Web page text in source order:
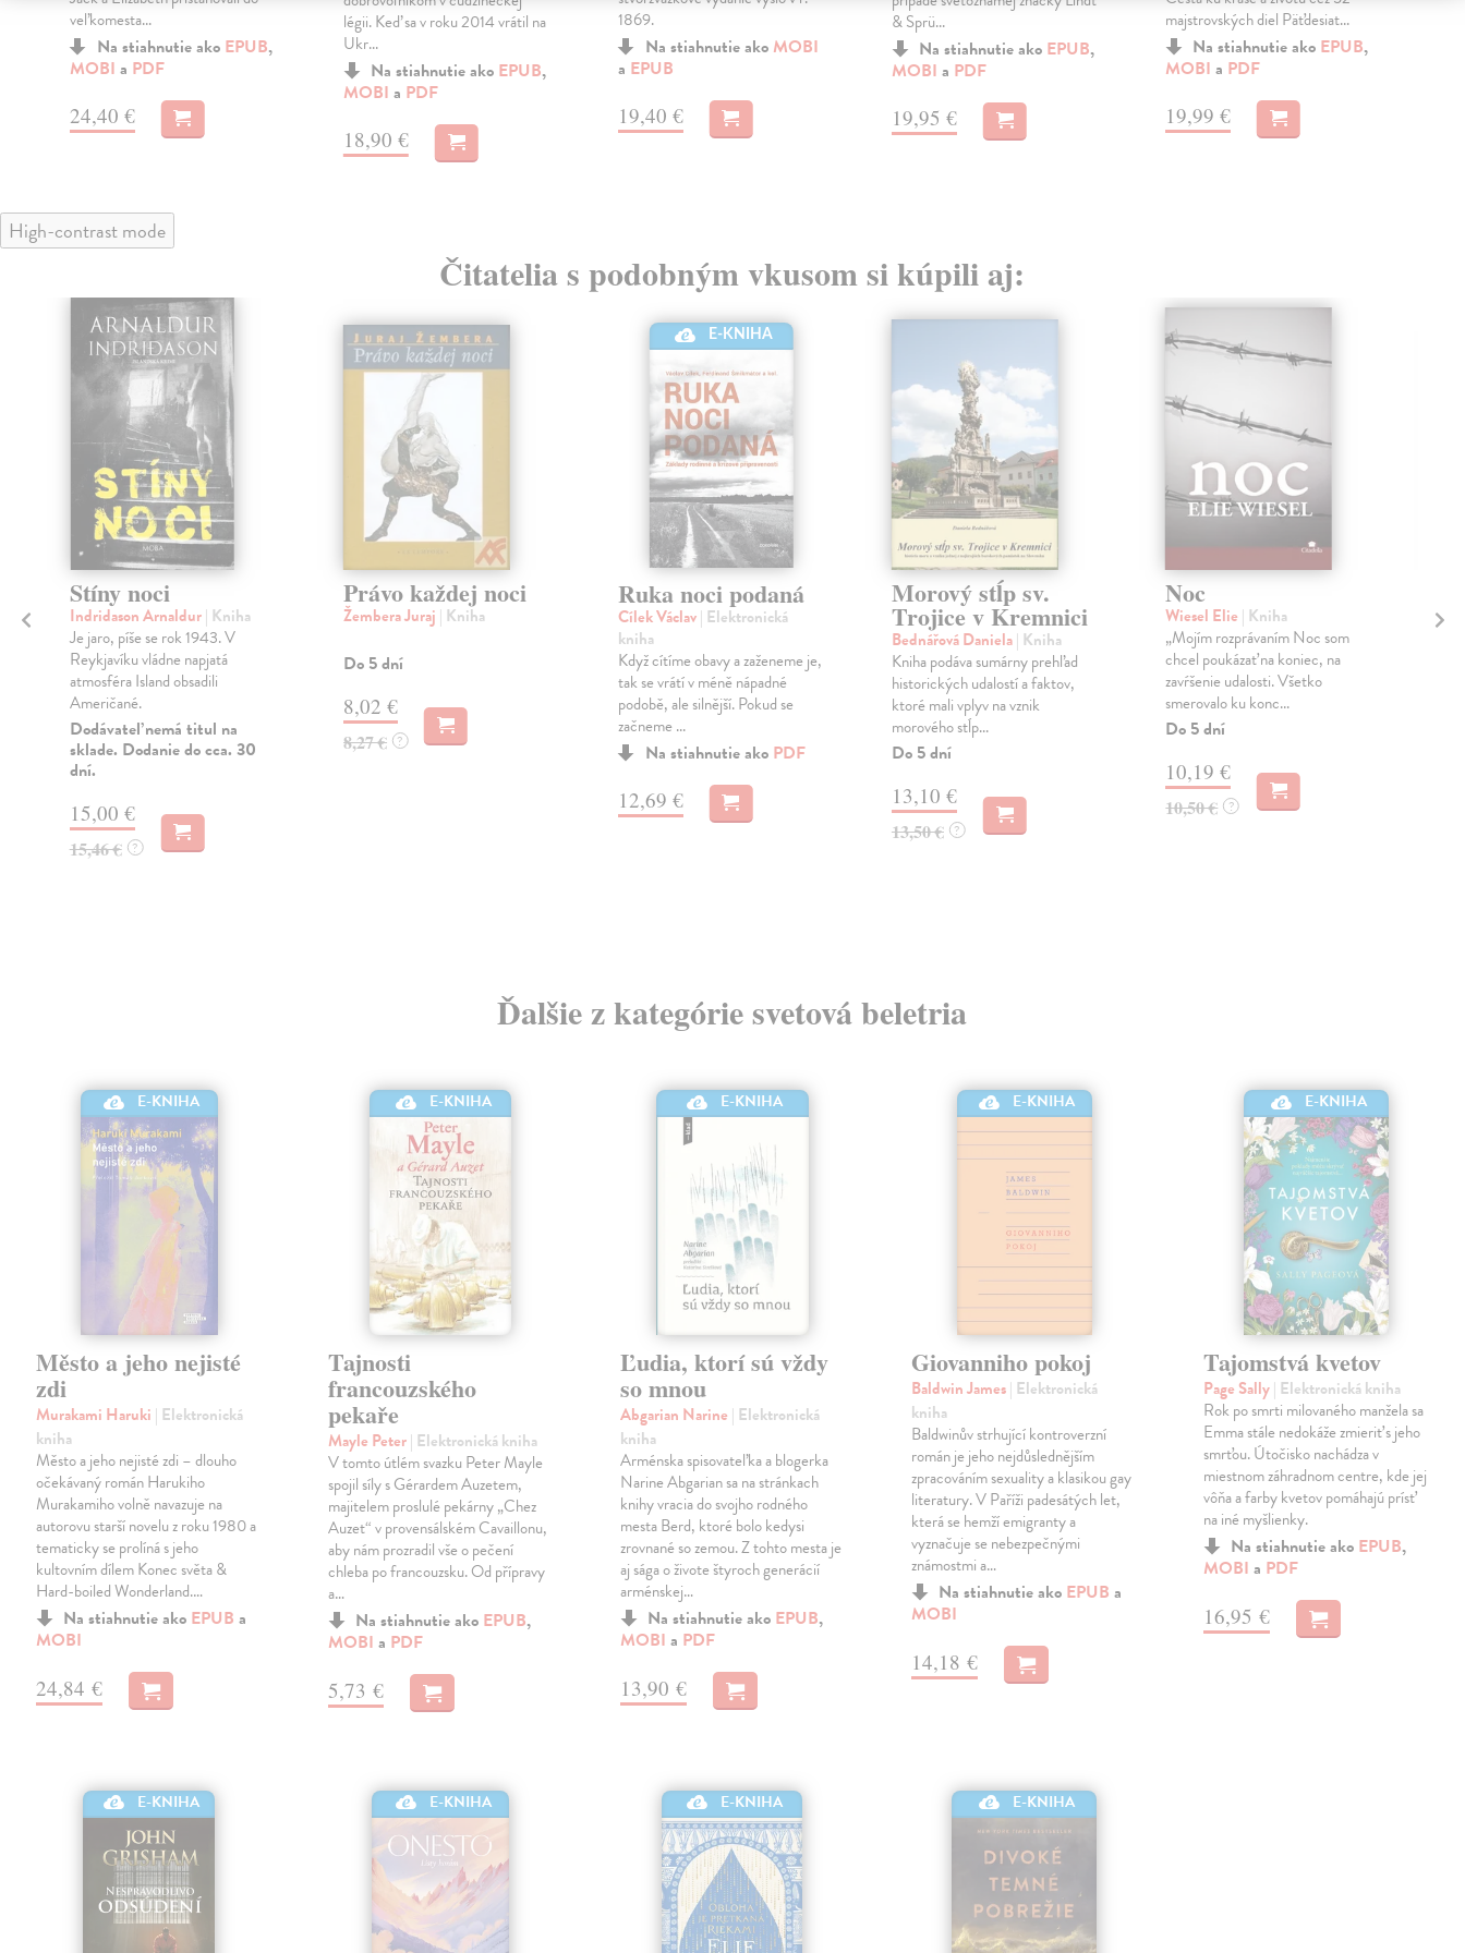
veľkomesta...
Na stiahnutie ako EPUB,
MOBI a PDF
24,40 €
légii. Keď sa v roku 2014 vrátil na
Ukr...
Na stiahnutie ako EPUB,
MOBI a PDF
18,90 €
1869.
Na stiahnutie ako MOBI
a EPUB
19,40 €
& Sprü...
Na stiahnutie ako EPUB,
MOBI a PDF
19,95 €
majstrovských diel Päťdesiat...
Na stiahnutie ako EPUB,
MOBI a PDF
19,99 €
High-contrast mode
Čitatelia s podobným vkusom si kúpili aj:
Stíny noci
Indridason Arnaldur| Kniha
Je jaro, píše se rok 1943. V
Reykjavíku vládne napjatá
atmosféra Island obsadili
Američané.
Dodávateľ nemá titul na
sklade. Dodanie do cca. 30
dní.
15,00 €
15,46 € ?
Právo každej noci
Žembera Juraj | Kniha
Do 5 dní
8,02 €
8,27 € ?
E-KNIHA
Ruka noci podaná
Cílek Václav| Elektronická
kniha
Když cítíme obavy a zaženeme je,
tak se vrátí v méně nápadné
podobě, ale silnější. Pokud se
začneme ...
Na stiahnutie ako PDF
12,69 €
Morový stĺp sv.
Trojice v Kremnici
Bednářová Daniela| Kniha
Kniha podáva sumárny prehľad
historických udalostí a faktov,
ktoré mali vplyv na vznik
morového stĺp...
Do 5 dní
13,10 €
13,50 € ?
Noc
Wiesel Elie | Kniha
„Mojím rozprávaním Noc som
chcel poukázať na koniec, na
zavŕšenie udalosti. Všetko
smerovalo ku konc...
Do 5 dní
10,19 €
10,50 € ?
Ďalšie z kategórie svetová beletria
E-KNIHA
Město a jeho nejisté
zdi
Murakami Haruki | Elektronická
kniha
Město a jeho nejisté zdi – dlouho
očekávaný román Harukiho
Murakamiho volně navazuje na
autorovu starší novelu z roku 1980 a
tematicky se prolíná s jeho
kultovním dílem Konec světa &
Hard-boiled Wonderland.…
Na stiahnutie ako EPUB a
MOBI
24,84 €
E-KNIHA
Tajnosti
francouzského
pekaře
Mayle Peter| Elektronická kniha
V tomto útlém svazku Peter Mayle
spojil síly s Gérardem Auzetem,
majitelem proslulé pekárny „Chez
Auzet“ v provensálském Cavaillonu,
aby nám prozradil vše o pečení
chleba po francouzsku. Od přípravy
a…
Na stiahnutie ako EPUB,
MOBI a PDF
5,73 €
E-KNIHA
Ľudia, ktorí sú vždy
so mnou
Abgarian Narine | Elektronická
kniha
Arménska spisovateľka a blogerka
Narine Abgarian sa na stránkach
knihy vracia do svojho rodného
mesta Berd, ktoré bolo kedysi
zrovnané so zemou. Z tohto mesta je
aj sága o živote štyroch generácií
arménskej…
Na stiahnutie ako EPUB,
MOBI a PDF
13,90 €
E-KNIHA
Giovanniho pokoj
Baldwin James| Elektronická
kniha
Baldwinův strhující kontroverzní
román je jeho nejdůslednějším
zpracováním sexuality a klasikou gay
literatury. V Paříži padesátých let,
která se hemží emigranty a
vyznačuje se nebezpečnými
známostmi a…
Na stiahnutie ako EPUB a
MOBI
14,18 €
E-KNIHA
Tajomstvá kvetov
Page Sally| Elektronická kniha
Rok po smrti milovaného manžela sa
Emma stále nedokáže zmieriť s jeho
smrťou. Útočisko nachádza v
miestnom záhradnom centre, kde jej
vôňa a farby kvetov pomáhajú prísť
na iné myšlienky.
Na stiahnutie ako EPUB,
MOBI a PDF
16,95 €
E-KNIHA E-KNIHA E-KNIHA E-KNIHA